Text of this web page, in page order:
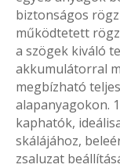
biztonságos
működtetett
a szögek kiváló
akkumulátorral
megbízható
alapanyagokon.
kaphatók,
skálájához,
zsaluzat